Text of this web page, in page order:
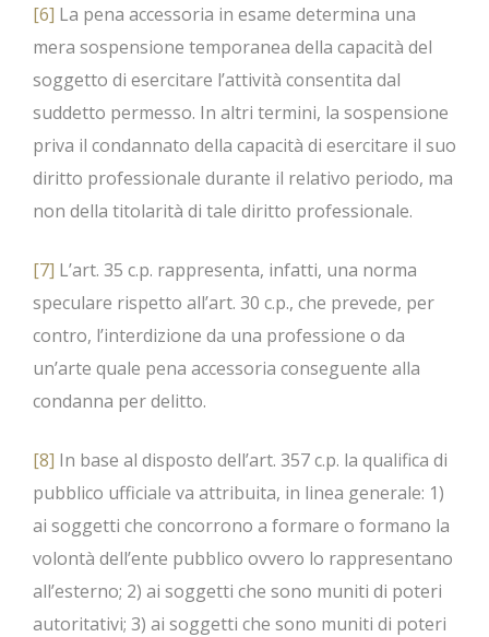
[6] La pena accessoria in esame determina una
mera sospensione temporanea della capacità del
soggetto di esercitare l’attività consentita dal
suddetto permesso. In altri termini, la sospensione
priva il condannato della capacità di esercitare il suo
diritto professionale durante il relativo periodo, ma
non della titolarità di tale diritto professionale.
[7] L’art. 35 c.p. rappresenta, infatti, una norma
speculare rispetto all’art. 30 c.p., che prevede, per
contro, l’interdizione da una professione o da
un’arte quale pena accessoria conseguente alla
condanna per delitto.
[8] In base al disposto dell’art. 357 c.p. la qualifica di
pubblico ufficiale va attribuita, in linea generale: 1)
ai soggetti che concorrono a formare o formano la
volontà dell’ente pubblico ovvero lo rappresentano
all’esterno; 2) ai soggetti che sono muniti di poteri
autoritativi; 3) ai soggetti che sono muniti di poteri